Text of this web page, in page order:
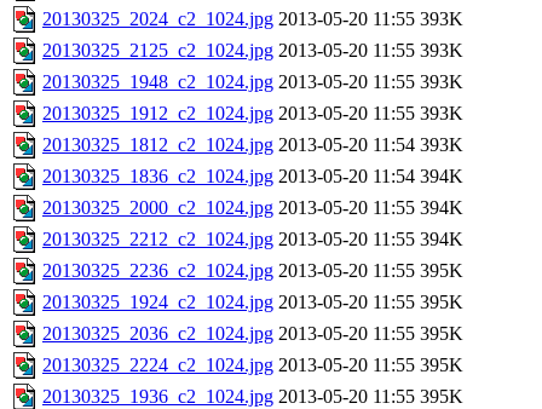
20130325_2024_c2_1024.jpg 2013-05-20 11:55 393K
20130325_2125_c2_1024.jpg 2013-05-20 11:55 393K
20130325_1948_c2_1024.jpg 2013-05-20 11:55 393K
20130325_1912_c2_1024.jpg 2013-05-20 11:55 393K
20130325_1812_c2_1024.jpg 2013-05-20 11:54 393K
20130325_1836_c2_1024.jpg 2013-05-20 11:54 394K
20130325_2000_c2_1024.jpg 2013-05-20 11:55 394K
20130325_2212_c2_1024.jpg 2013-05-20 11:55 394K
20130325_2236_c2_1024.jpg 2013-05-20 11:55 395K
20130325_1924_c2_1024.jpg 2013-05-20 11:55 395K
20130325_2036_c2_1024.jpg 2013-05-20 11:55 395K
20130325_2224_c2_1024.jpg 2013-05-20 11:55 395K
20130325_1936_c2_1024.jpg 2013-05-20 11:55 395K